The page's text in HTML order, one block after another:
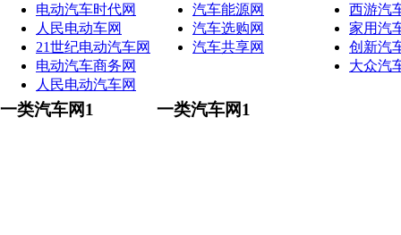
电动汽车时代网
人民电动车网
21世纪电动汽车网
电动汽车商务网
人民电动汽车网
汽车能源网
汽车选购网
汽车共享网
西游汽
家用汽
创新汽
大众汽
一类汽车网1 一类汽车网1